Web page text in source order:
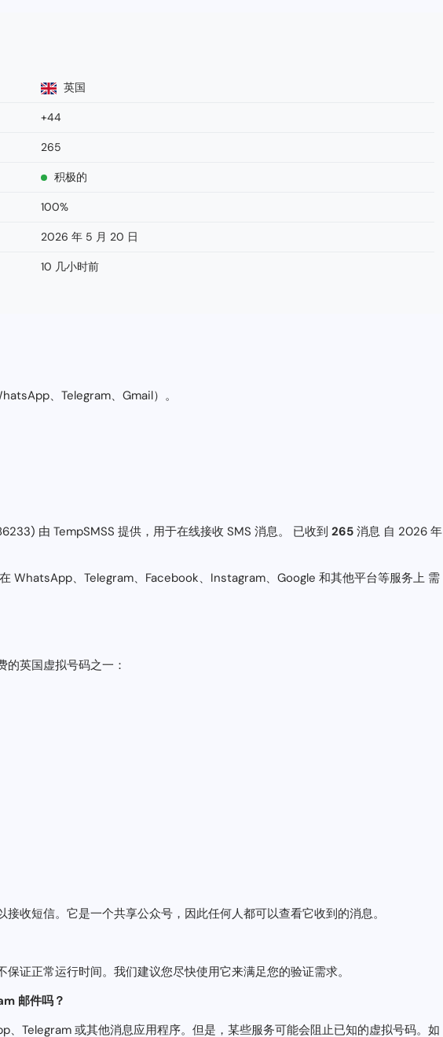
英国
+44
265
积极的
100%
2026 年 5 月 20 日
10 几小时前
、Telegram、Gmail）。
由 TempSMSS 提供，用于在线接收 SMS 消息。 已收到 265 消息 自 2026 年
WhatsApp、Telegram、Facebook、Instagram、Google 和其他平台等服务上 需
英国虚拟号码之一：
收短信。它是一个共享公众号，因此任何人都可以查看它收到的消息。
证正常运行时间。我们建议您尽快使用它来满足您的验证需求。
邮件吗？
Telegram 或其他消息应用程序。但是，某些服务可能会阻止已知的虚拟号码。如